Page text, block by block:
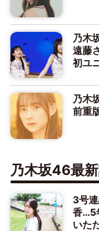
乃木
遠藤
初ユ
乃木
前重
乃木坂46最
3号
香…5
いた